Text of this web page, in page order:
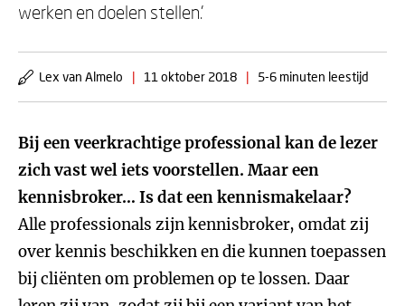
werken en doelen stellen.’
Lex van Almelo | 11 oktober 2018 | 5-6 minuten leestijd
Bij een veerkrachtige professional kan de lezer
zich vast wel iets voorstellen. Maar een
kennisbroker… Is dat een kennismakelaar?
Alle professionals zijn kennisbroker, omdat zij
over kennis beschikken en die kunnen toepassen
bij cliënten om problemen op te lossen. Daar